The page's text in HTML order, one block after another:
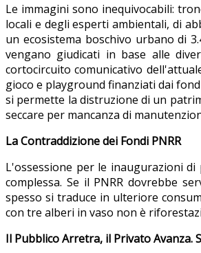
Le immagini sono inequivocabili:
locali e degli esperti ambientali, di
un ecosistema boschivo urbano di
vengano giudicati in base alle
cortocircuito comunicativo
gioco e playground finanziati dai
si permette la distruzione di un
seccare per mancanza di
La Contraddizione dei Fondi PNRR
L'ossessione per le inaugurazioni
complessa. Se il PNRR dovrebbe
spesso si traduce in ulteriore
con tre alberi in vaso non è
Il Pubblico Arretra, il Privato Avanza.